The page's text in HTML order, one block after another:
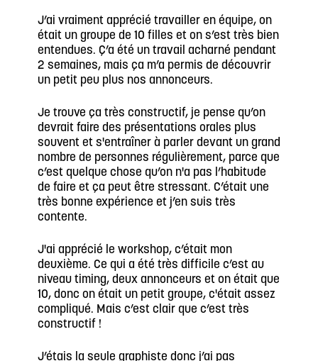
J’ai vraiment apprécié travailler en équipe, on
était un groupe de 10 filles et on s’est très bien
entendues. Ç’a été un travail acharné pendant
2 semaines, mais ça m’a permis de découvrir
un petit peu plus nos annonceurs.
Je trouve ça très constructif, je pense qu’on
devrait faire des présentations orales plus
souvent et s'entraîner à parler devant un grand
nombre de personnes régulièrement, parce que
c’est quelque chose qu’on n'a pas l’habitude
de faire et ça peut être stressant. C’était une
très bonne expérience et j’en suis très
contente.
J'ai apprécié le workshop, c’était mon
deuxième. Ce qui a été très difficile c’est au
niveau timing, deux annonceurs et on était que
10, donc on était un petit groupe, c'était assez
compliqué. Mais c’est clair que c’est très
constructif !
J’étais la seule graphiste donc j’ai pas